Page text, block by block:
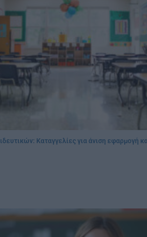
Καταγγελίες για άνιση εφαρμογή